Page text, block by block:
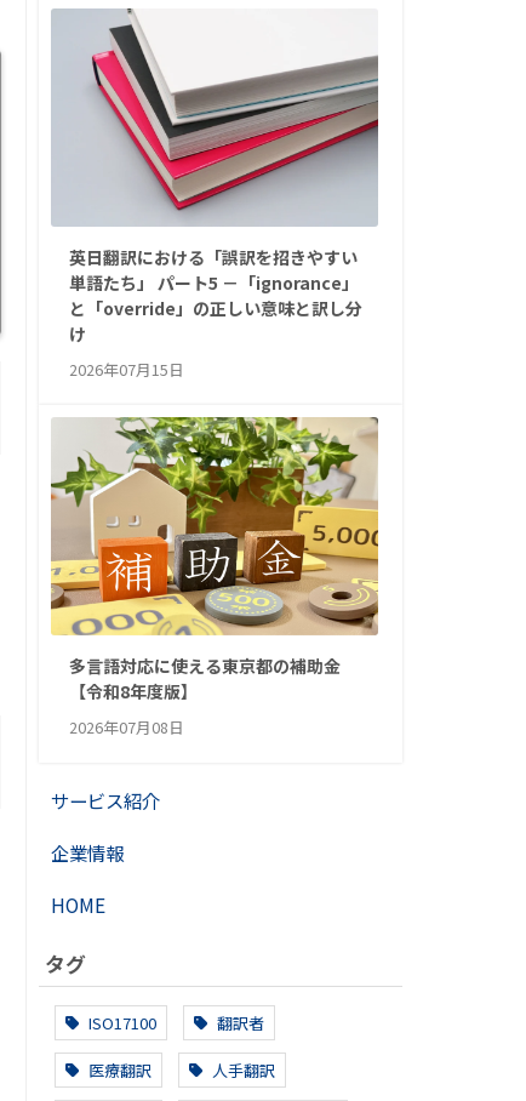
英日翻訳における「誤訳を招きやすい
単語たち」 パート5 －「ignorance」
と「override」の正しい意味と訳し分
け
2026年07月15日
多言語対応に使える東京都の補助金
【令和8年度版】
2026年07月08日
サービス紹介
企業情報
HOME
タグ
ISO17100 翻訳者
医療翻訳 人手翻訳